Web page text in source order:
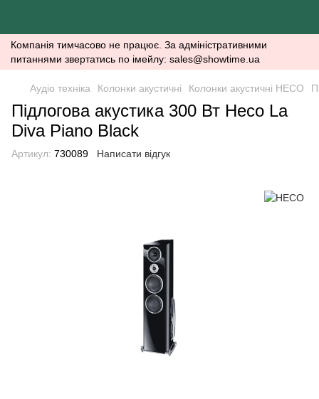
Компанія тимчасово не працює. За адміністративними
питаннями звертатись по імейлу: sales@showtime.ua
Аудіо техніка Колонки акустичні Колонки акустичні HECO
Підлогова акустика 300 Вт Heco La
Diva Piano Black
Артикул: 730089 Написати відгук